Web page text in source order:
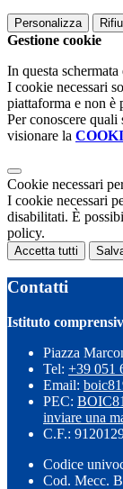
Personalizza
Gestione cookie
In questa
I cookie necessari
piattaforma e non è
Per conoscere
visionare la
Cookie necessari
I cookie necessari
disabilitati. È
policy.
Accetta tutti
Contatti
Istituto
Piazza
Tel: +39 051
Email:
PEC:
inviare una
C.F.:
Codice
Cod. Mecc.